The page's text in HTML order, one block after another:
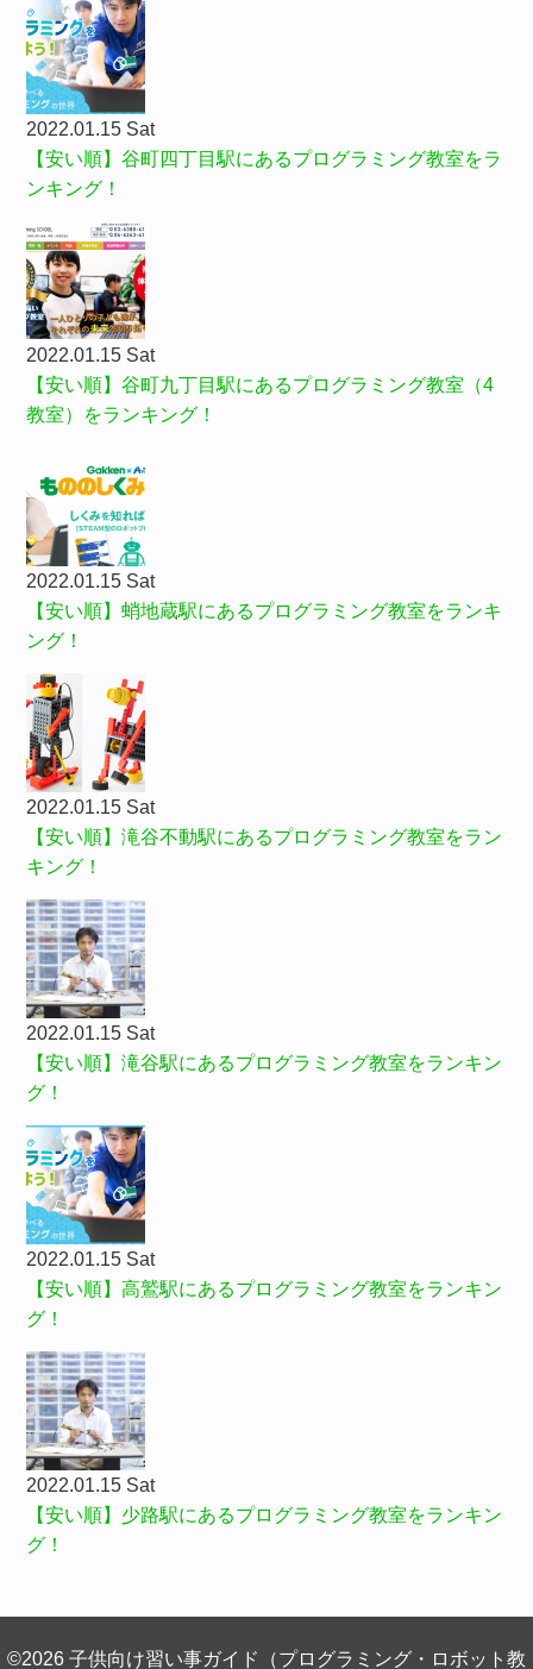
2022.01.15 Sat
【安い順】谷町四丁目駅にあるプログラミング教室をラ
ンキング！
2022.01.15 Sat
【安い順】谷町九丁目駅にあるプログラミング教室（4
教室）をランキング！
2022.01.15 Sat
【安い順】蛸地蔵駅にあるプログラミング教室をランキ
ング！
2022.01.15 Sat
【安い順】滝谷不動駅にあるプログラミング教室をラン
キング！
2022.01.15 Sat
【安い順】滝谷駅にあるプログラミング教室をランキン
グ！
2022.01.15 Sat
【安い順】高鷲駅にあるプログラミング教室をランキン
グ！
2022.01.15 Sat
【安い順】少路駅にあるプログラミング教室をランキン
グ！
©2026 子供向け習い事ガイド（プログラミング・ロボット教